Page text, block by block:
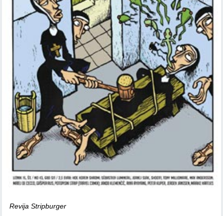
Revija Stripburger